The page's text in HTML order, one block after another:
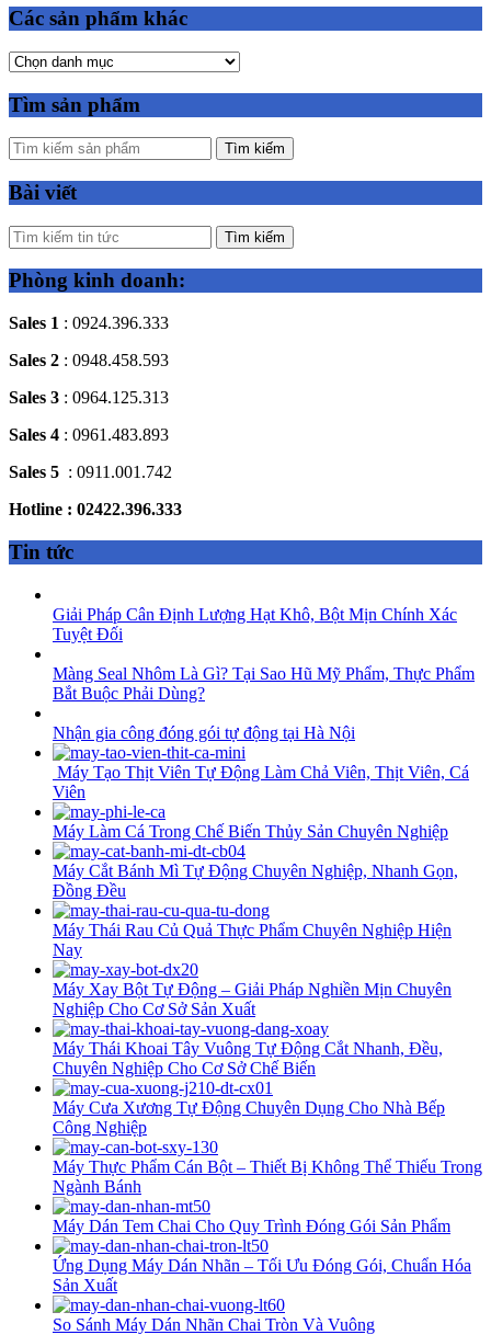
Các sản phẩm khác
Tìm sản phẩm
Tìm kiếm
Bài viết
Tìm kiếm
Phòng kinh doanh:
Sales 1 : 0924.396.333
Sales 2 : 0948.458.593
Sales 3 : 0964.125.313
Sales 4 : 0961.483.893
Sales 5 : 0911.001.742
Hotline : 02422.396.333
Tin tức
Giải Pháp Cân Định Lượng Hạt Khô, Bột Mịn Chính Xác
Tuyệt Đối
Màng Seal Nhôm Là Gì? Tại Sao Hũ Mỹ Phẩm, Thực Phẩm
Bắt Buộc Phải Dùng?
Nhận gia công đóng gói tự động tại Hà Nội
Máy Tạo Thịt Viên Tự Động Làm Chả Viên, Thịt Viên, Cá
Viên
Máy Làm Cá Trong Chế Biến Thủy Sản Chuyên Nghiệp
Máy Cắt Bánh Mì Tự Động Chuyên Nghiệp, Nhanh Gọn,
Đồng Đều
Máy Thái Rau Củ Quả Thực Phẩm Chuyên Nghiệp Hiện
Nay
Máy Xay Bột Tự Động – Giải Pháp Nghiền Mịn Chuyên
Nghiệp Cho Cơ Sở Sản Xuất
Máy Thái Khoai Tây Vuông Tự Động Cắt Nhanh, Đều,
Chuyên Nghiệp Cho Cơ Sở Chế Biến
Máy Cưa Xương Tự Động Chuyên Dụng Cho Nhà Bếp
Công Nghiệp
Máy Thực Phẩm Cán Bột – Thiết Bị Không Thể Thiếu Trong
Ngành Bánh
Máy Dán Tem Chai Cho Quy Trình Đóng Gói Sản Phẩm
Ứng Dụng Máy Dán Nhãn – Tối Ưu Đóng Gói, Chuẩn Hóa
Sản Xuất
So Sánh Máy Dán Nhãn Chai Tròn Và Vuông